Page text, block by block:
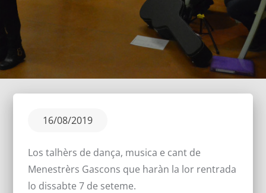
Posted
16/08/2019
Los talhèrs de dança, musica e cant de
Menestrèrs Gascons que haràn la lor rentrada
lo dissabte 7 de seteme.